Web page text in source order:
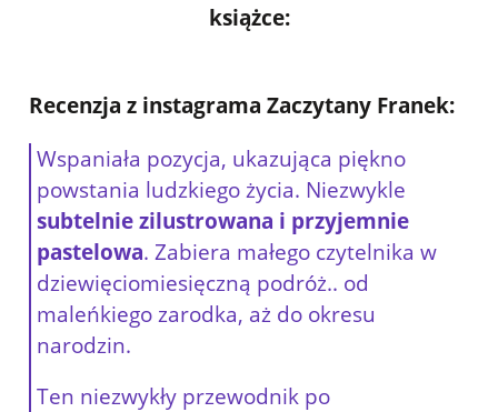
książce:
Recenzja z instagrama Zaczytany Franek:
Wspaniała pozycja, ukazująca piękno
powstania ludzkiego życia. Niezwykle
subtelnie zilustrowana i przyjemnie
pastelowa. Zabiera małego czytelnika w
dziewięciomiesięczną podróż.. od
maleńkiego zarodka, aż do okresu
narodzin.
Ten niezwykły przewodnik po